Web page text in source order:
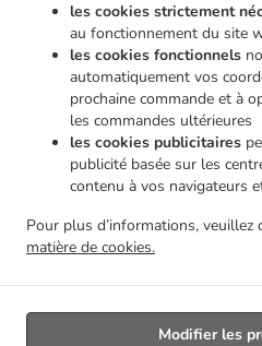
les cookies strictement
au fonctionnement du site
les cookies fonctionnels
automatiquement vos
prochaine commande et à
les commandes ultérieures
les cookies publicitaires
publicité basée sur les
contenu à vos navigateurs
Pour plus d’informations, veuillez
matière de cookies.
Modifier les
Villers Thiméon . Pizza Service de livraison
livraison Les Bons Villers Mellet . Pizza Service
de livraison Gerpinnes Loverval
Pizza Service
de livraison Gerpinnes
Pizza Service de
livraison Farciennes Pironchamps . Pizza Service
Service de livraison Farciennes . Pizza
Pizza Service de livraison Fontaine-
Service de livraison Thuin Gozée
. Pizza
Livraison de nourriture à emporter